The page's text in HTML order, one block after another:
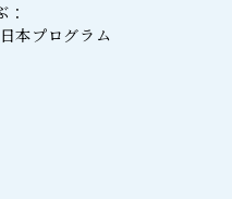
本プログラム